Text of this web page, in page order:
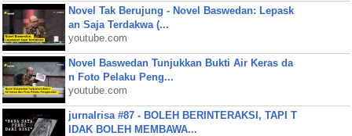
Novel Tak Berujung - Novel Baswedan: Lepask
an Saja Terdakwa (...
youtube.com
Novel Baswedan Tunjukkan Bukti Air Keras da
n Foto Pelaku Peng...
youtube.com
jurnalrisa #87 - BOLEH BERINTERAKSI, TAPI T
IDAK BOLEH MEMBAWA...